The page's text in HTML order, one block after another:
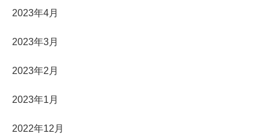
2023年4月
2023年3月
2023年2月
2023年1月
2022年12月